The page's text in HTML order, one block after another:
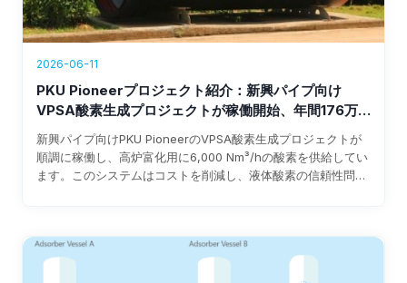
2026-06-11
PKU Pioneerプロジェクト紹介：新興パイプ向け
VPSA酸素生成プロジェクトが稼働開始、年間176万
ドル超の収益を創出
新興パイプ向けPKU PioneerのVPSA酸素生成プロジェクトが
順調に稼働し、高炉富化用に6,000 Nm³/hの酸素を供給してい
ます。このシステムはコストを削減し、液体酸素の信頼性問題